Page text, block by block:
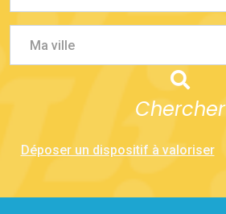
Ma ville
Chercher
Déposer un dispositif à valoriser